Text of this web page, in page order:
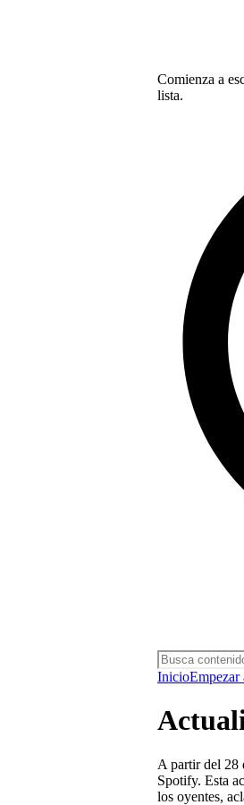
Comienza a
lista.
InicioEmpezar
A partir del 28
Spotify. Esta
los oyentes,